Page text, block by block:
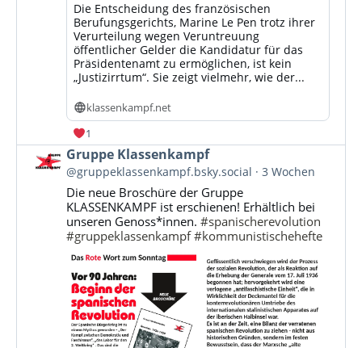
Die Entscheidung des französischen
Berufungsgerichts, Marine Le Pen trotz ihrer
Verurteilung wegen Veruntreuung
öffentlicher Gelder die Kandidatur für das
Präsidentenamt zu ermöglichen, ist kein
„Justizirrtum“. Sie zeigt vielmehr, wie der...
klassenkampf.net
1
Beitrag
von
Gruppe
Klassenkampf
Bluesky
ansehen
Gruppe Klassenkampf
@gruppeklassenkampf.bsky.social 3 Wochen
Die neue Broschüre der Gruppe
KLASSENKAMPF ist erschienen! Erhältlich bei
unseren Genoss*innen.#spanischerevolution
#gruppeklassenkampf #kommunistischehefte